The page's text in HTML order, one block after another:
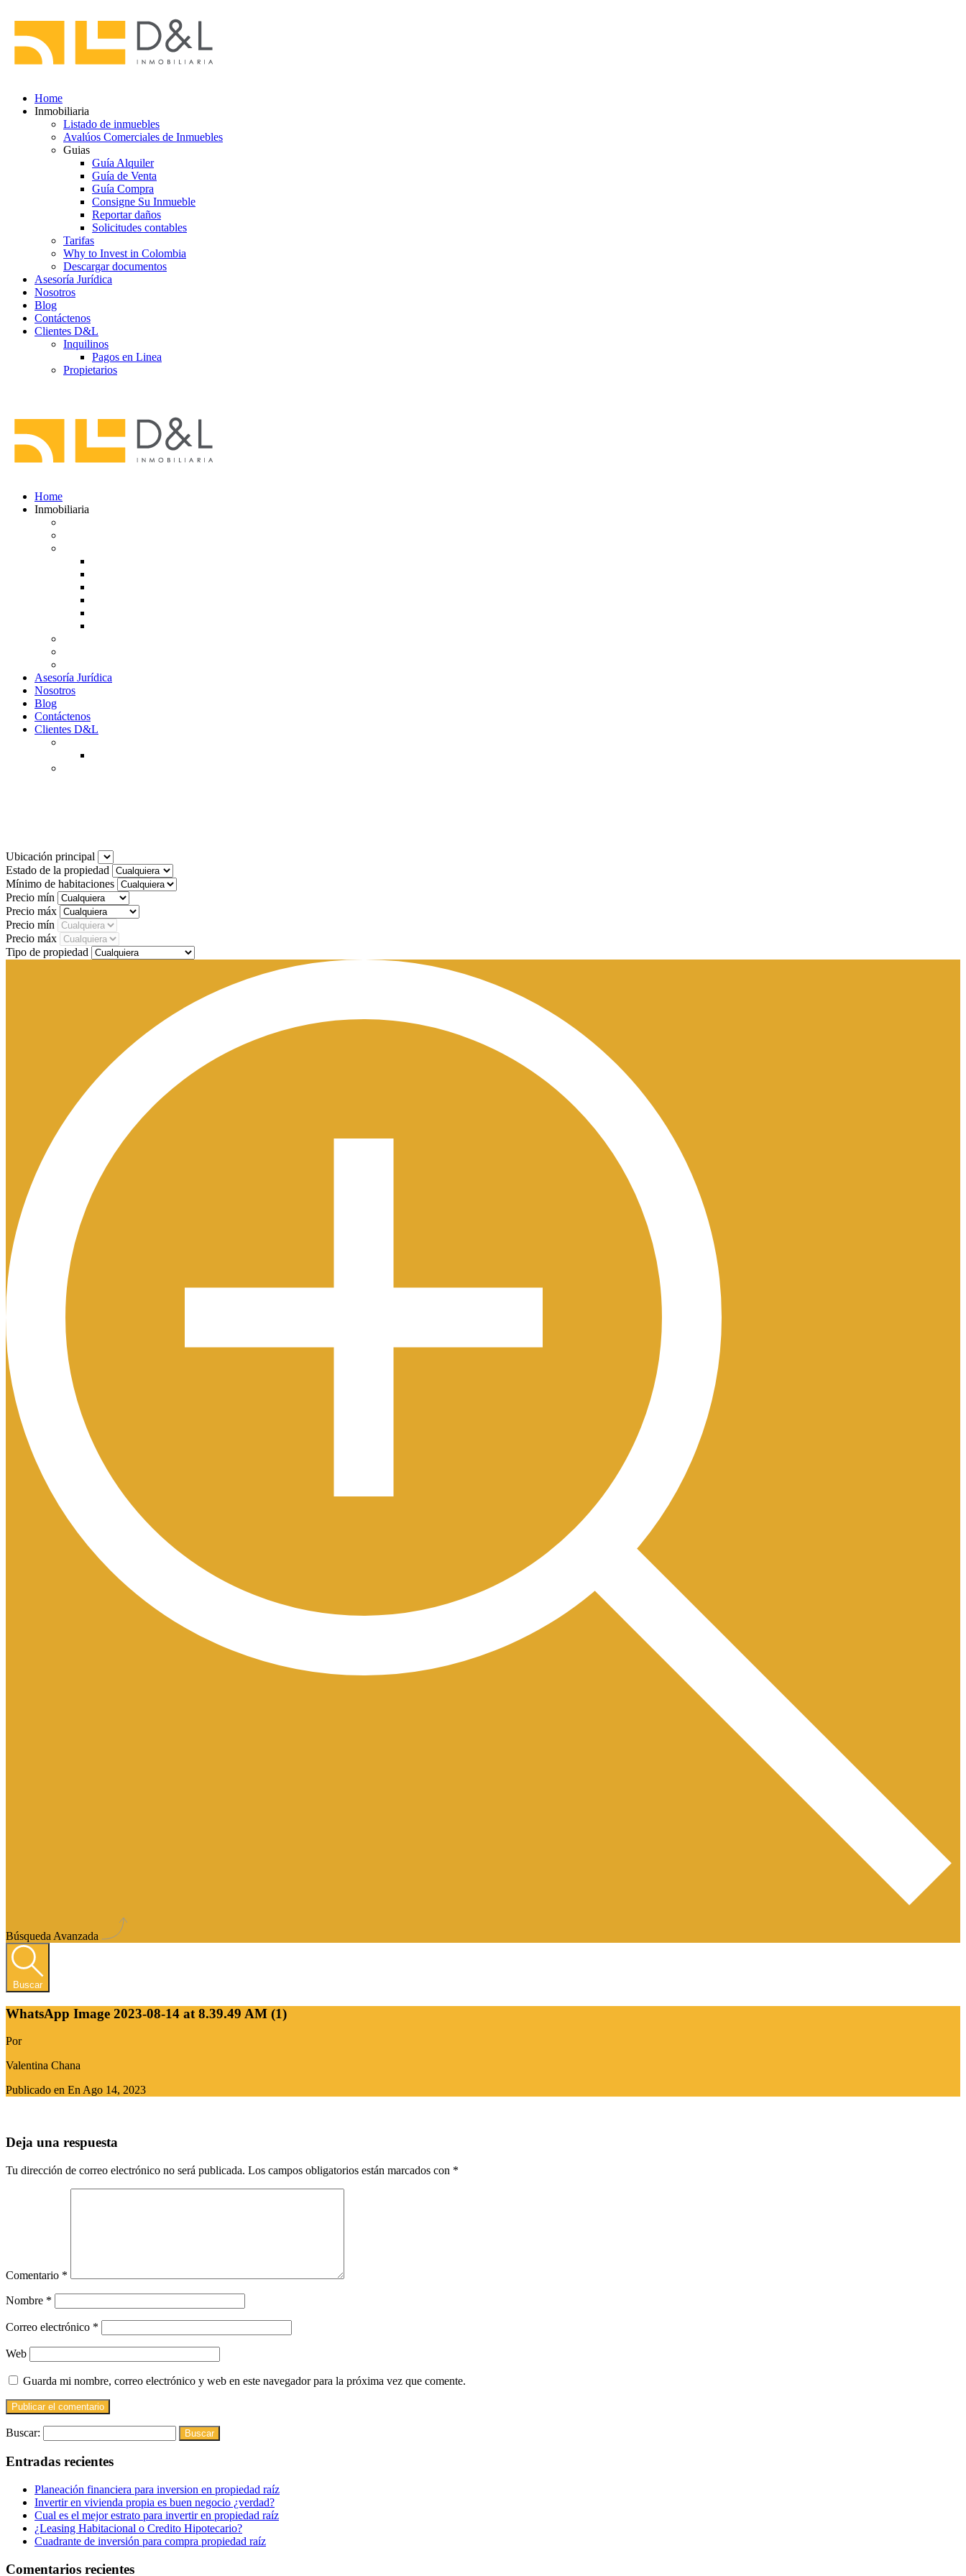
Home
Inmobiliaria
Listado de inmuebles
Avalúos Comerciales de Inmuebles
Guias
Guía Alquiler
Guía de Venta
Guía Compra
Consigne Su Inmueble
Reportar daños
Solicitudes contables
Tarifas
Why to Invest in Colombia
Descargar documentos
Asesoría Jurídica
Nosotros
Blog
Contáctenos
Clientes D&L
Inquilinos
Pagos en Linea
Propietarios
Home
Inmobiliaria
Asesoría Jurídica
Nosotros
Blog
Contáctenos
Clientes D&L
Ubicación principal
Estado de la propiedad
Mínimo de habitaciones
Precio mín
Precio máx
Precio mín
Precio máx
Tipo de propiedad
Búsqueda Avanzada
Buscar
WhatsApp Image 2023-08-14 at 8.39.49 AM (1)
Por
Valentina Chana
Publicado en En Ago 14, 2023
Deja una respuesta
Tu dirección de correo electrónico no será publicada. Los campos obligatorios están marcados con *
Comentario *
Nombre *
Correo electrónico *
Web
Guarda mi nombre, correo electrónico y web en este navegador para la próxima vez que comente.
Buscar:
Entradas recientes
Planeación financiera para inversion en propiedad raíz
Invertir en vivienda propia es buen negocio ¿verdad?
Cual es el mejor estrato para invertir en propiedad raíz
¿Leasing Habitacional o Credito Hipotecario?
Cuadrante de inversión para compra propiedad raíz
Comentarios recientes